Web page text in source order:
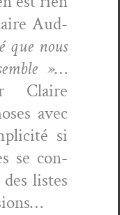
Aud­
que nous
»…
Claire
avec
si
se con­
listes